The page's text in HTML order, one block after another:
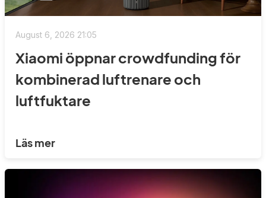
August 6, 2026 21:05
Xiaomi öppnar crowdfunding för
kombinerad luftrenare och
luftfuktare
Läs mer